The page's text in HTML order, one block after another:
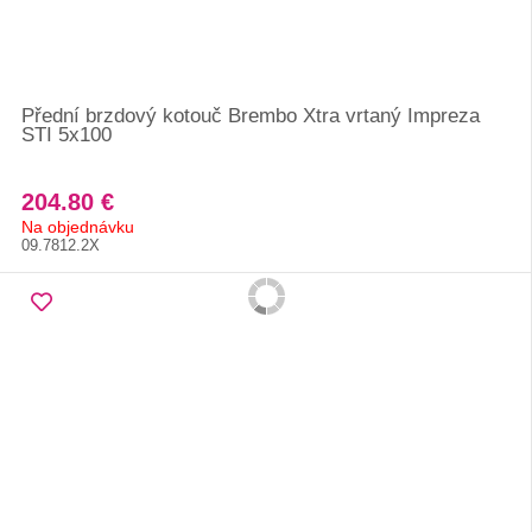
Přední brzdový kotouč Brembo Xtra vrtaný Impreza
STI 5x100
204.80 €
Na objednávku
09.7812.2X